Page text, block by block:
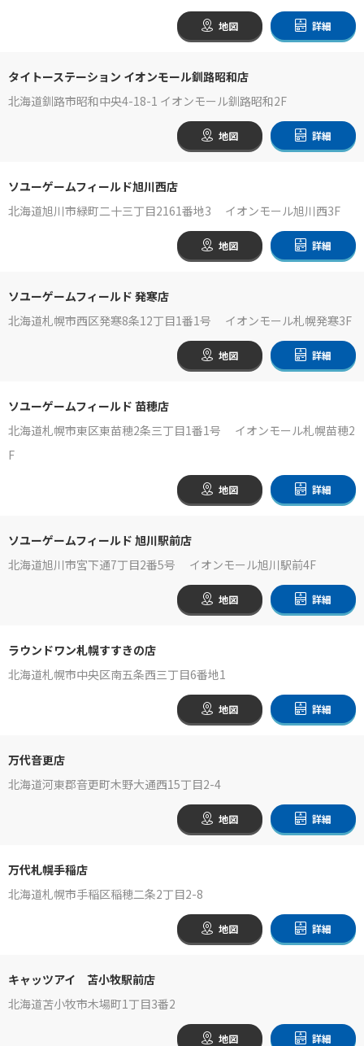
地図 詳細
タイトーステーション イオンモール釧路昭和店
北海道釧路市昭和中央4-18-1 イオンモール釧路昭和2F
地図 詳細
ソユーゲームフィールド旭川西店
北海道旭川市緑町二十三丁目2161番地3 イオンモール旭川西3F
地図 詳細
ソユーゲームフィールド 発寒店
北海道札幌市西区発寒8条12丁目1番1号 イオンモール札幌発寒3F
地図 詳細
ソユーゲームフィールド 苗穂店
北海道札幌市東区東苗穂2条三丁目1番1号 イオンモール札幌苗穂2
F
地図 詳細
ソユーゲームフィールド 旭川駅前店
北海道旭川市宮下通7丁目2番5号 イオンモール旭川駅前4F
地図 詳細
ラウンドワン札幌すすきの店
北海道札幌市中央区南五条西三丁目6番地1
地図 詳細
万代音更店
北海道河東郡音更町木野大通西15丁目2-4
地図 詳細
万代札幌手稲店
北海道札幌市手稲区稲穂二条2丁目2-8
地図 詳細
キャッツアイ 苫小牧駅前店
北海道苫小牧市木場町1丁目3番2
地図 詳細